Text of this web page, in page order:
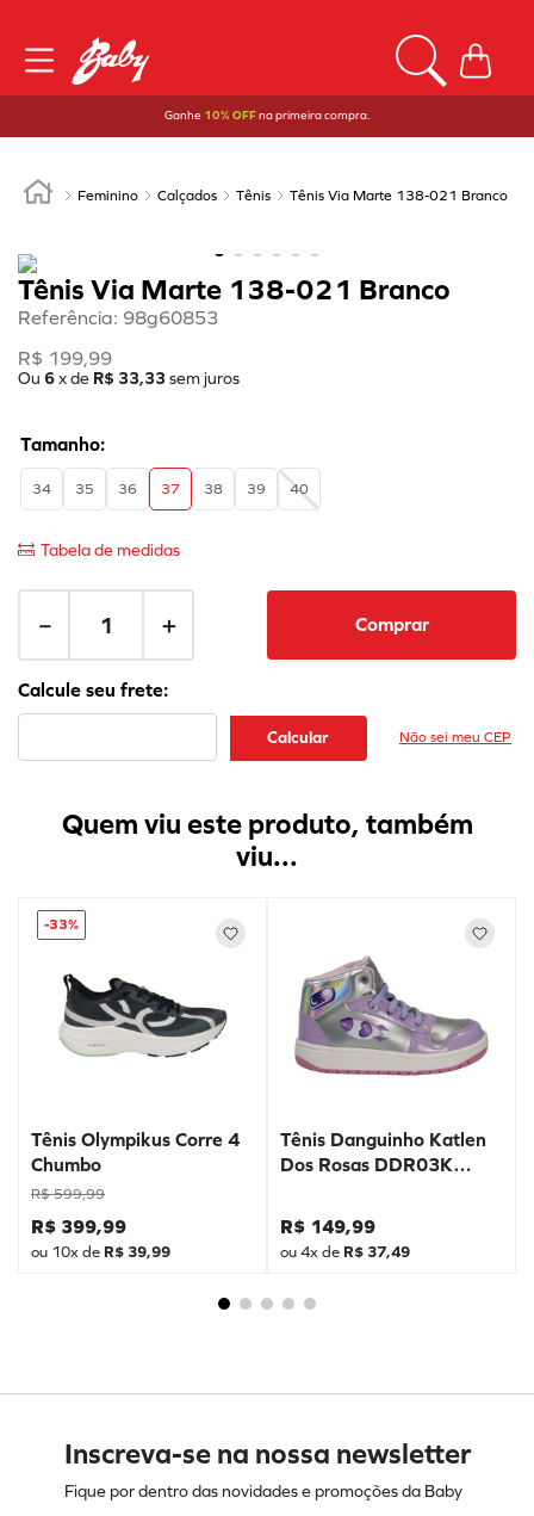
Ganhe 10% OFFna primeira compra.
Feminino Calçados Tênis Tênis Via Marte 138-021 Branco
Tênis Via Marte 138-021 Branco
Referência: 98g60853
R$ 199,99
Ou 6x de R$ 33,33 sem juros
34 35 36 37 38 39 40
Tabela de medidas
＋
－ Comprar
Não sei meu CEP
Quem viu este produto, também
viu...
-33%
Tênis Olympikus Corre 4
Chumbo
R$ 599,99
R$ 399,99
ou 10x de R$ 39,99
Tênis Danguinho Katlen
Dos Rosas DDR03K
R$ 149,99
ou4x de R$ 37,49
Inscreva-se na nossa newsletter
Fique por dentro das novidades e promoções da Baby